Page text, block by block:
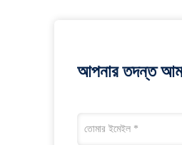
আপনার তদন্ত